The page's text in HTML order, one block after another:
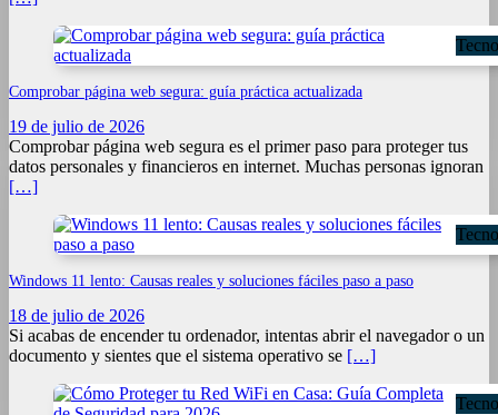
Comprobar página web segura: guía práctica actualizada
19 de julio de 2026
Comprobar página web segura es el primer paso para proteger tus
datos personales y financieros en internet. Muchas personas ignoran
[…]
Windows 11 lento: Causas reales y soluciones fáciles paso a paso
18 de julio de 2026
Si acabas de encender tu ordenador, intentas abrir el navegador o un
documento y sientes que el sistema operativo se […]